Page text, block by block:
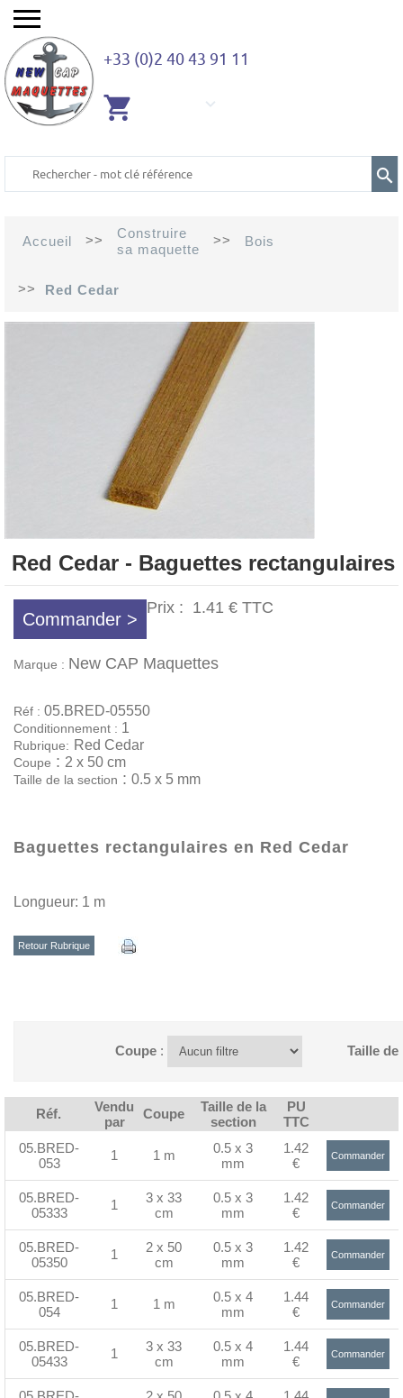
+33 (0)2 40 43 91 11
Accueil >>
Construire
sa maquette
>> Bois
>> Red Cedar
Red Cedar - Baguettes rectangulaires
Commander >
Prix : 1.41 € TTC
Marque : New CAP Maquettes
Réf : 05.BRED-05550
Conditionnement : 1
Rubrique: Red Cedar
Coupe : 2 x 50 cm
Taille de la section : 0.5 x 5 mm
Baguettes rectangulaires en Red Cedar
Longueur: 1 m
Retour Rubrique
Coupe : Taille
Réf.
Vendu
par
Coupe
Taille de la
section
PU
TTC
05.BRED-
053
1 1 m
0.5 x 3
mm
1.42
€
Commander
05.BRED-
05333
1
3 x 33
cm
0.5 x 3
mm
1.42
€
Commander
05.BRED-
05350
1
2 x 50
cm
0.5 x 3
mm
1.42
€
Commander
05.BRED-
054
1 1 m
0.5 x 4
mm
1.44
€
Commander
05.BRED-
05433
1
3 x 33
cm
0.5 x 4
mm
1.44
€
Commander